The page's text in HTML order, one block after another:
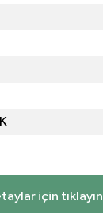
için tıklayın